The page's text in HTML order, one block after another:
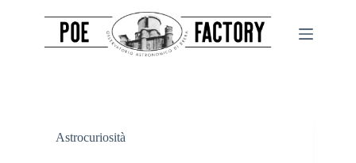
Astrocuriosità